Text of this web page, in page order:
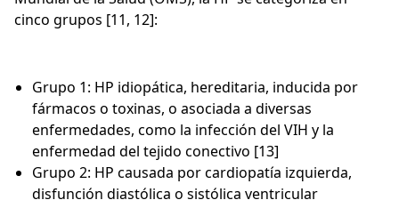
cinco grupos [11, 12]:
Grupo 1: HP idiopática, hereditaria, inducida por
fármacos o toxinas, o asociada a diversas
enfermedades, como la infección del VIH y la
enfermedad del tejido conectivo [13]
Grupo 2: HP causada por cardiopatía izquierda,
disfunción diastólica o sistólica ventricular